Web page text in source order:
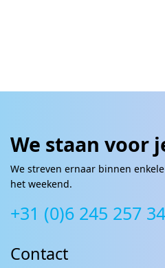
We staan voor
We streven ernaar binnen
het weekend.
+31 (0)6 245 257 34
Contact